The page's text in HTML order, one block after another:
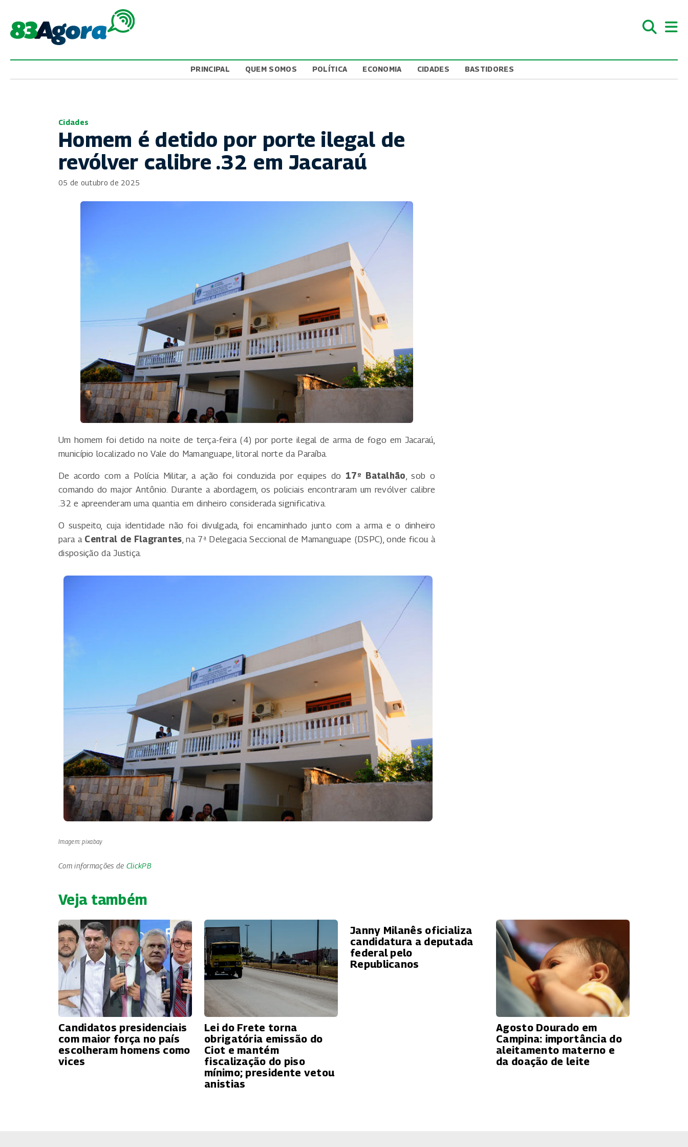
PRINCIPAL QUEM SOMOS POLÍTICA ECONOMIA CIDADES BASTIDORES
Cidades
Homem é detido por porte ilegal de
revólver calibre .32 em Jacaraú
05 de outubro de 2025
Um homem foi detido na noite de terça-feira (4) por porte ilegal de arma de fogo em Jacaraú,
município localizado no Vale do Mamanguape, litoral norte da Paraíba.
De acordo com a Polícia Militar, a ação foi conduzida por equipes do 17º Batalhão , sob o
comando do major Antônio. Durante a abordagem, os policiais encontraram um revólver calibre
.32 e apreenderam uma quantia em dinheiro considerada significativa.
O suspeito, cuja identidade não foi divulgada, foi encaminhado junto com a arma e o dinheiro
para a Central de Flagrantes , na 7ª Delegacia Seccional de Mamanguape (DSPC), onde ficou à
disposição da Justiça.
Imagem: pixabay
Com informações de ClickPB
Veja também
Candidatos presidenciais
com maior força no país
escolheram homens como
vices
Lei do Frete torna
obrigatória emissão do
Ciot e mantém
fiscalização do piso
mínimo; presidente vetou
anistias
Janny Milanês oficializa
candidatura a deputada
federal pelo
Republicanos
Agosto Dourado em
Campina: importância do
aleitamento materno e
da doação de leite